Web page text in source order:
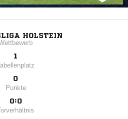
HOLSTEIN
1
0
Punkte
0:0